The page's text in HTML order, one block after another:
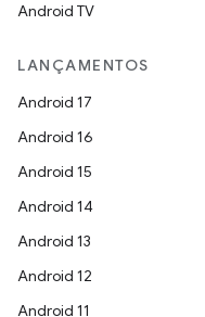
Android TV
LANÇAMENTOS
Android 17
Android 16
Android 15
Android 14
Android 13
Android 12
Android 11